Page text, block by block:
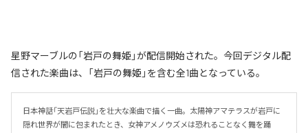
星野マーブルの「岩戸の舞姫」が配信開始された。今回デジタル配
信された楽曲は、「岩戸の舞姫」を含む全1曲となっている。
日本神話「天岩戸伝説」を壮大な楽曲で描く一曲。太陽神アマテラスが岩戸に
隠れ世界が闇に包まれたとき、女神アメノウズメは恐れることなく舞を踊